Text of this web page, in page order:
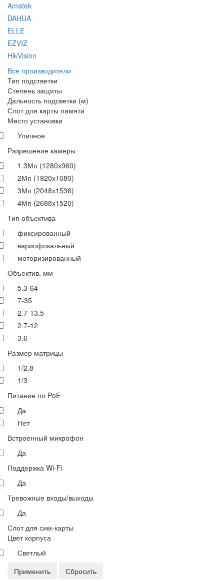
Amatek
DAHUA
ELLE
EZVIZ
HikVision
Все производители
Тип подстветки
Степень защиты
Дальность подсветки (м)
Слот для карты памяти
Место установки
Уличное
Разрешение камеры
1.3Мп (1280х960)
2Мп (1920х1080)
3Мп (2048х1536)
4Мп (2688x1520)
Тип объектива
фиксированный
вариофокальный
моторизированный
Объектив, мм
5.3-64
7-35
2.7-13.5
2.7-12
3.6
Размер матрицы
1/2.8
1/3
Питание по PoE
Да
Нет
Встроенный микрофон
Да
Поддержка Wi-Fi
Да
Тревожные входы/выходы
Да
Слот для сим-карты
Цвет корпуса
Светлый
Применить
Сбросить